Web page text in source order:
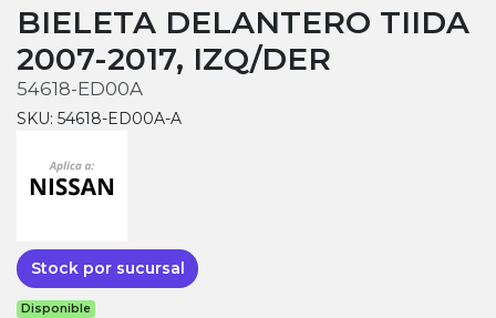
BIELETA DELANTERO TIIDA
2007-2017, IZQ/DER
54618-ED00A
SKU: 54618-ED00A-A
Stock por sucursal
Disponible